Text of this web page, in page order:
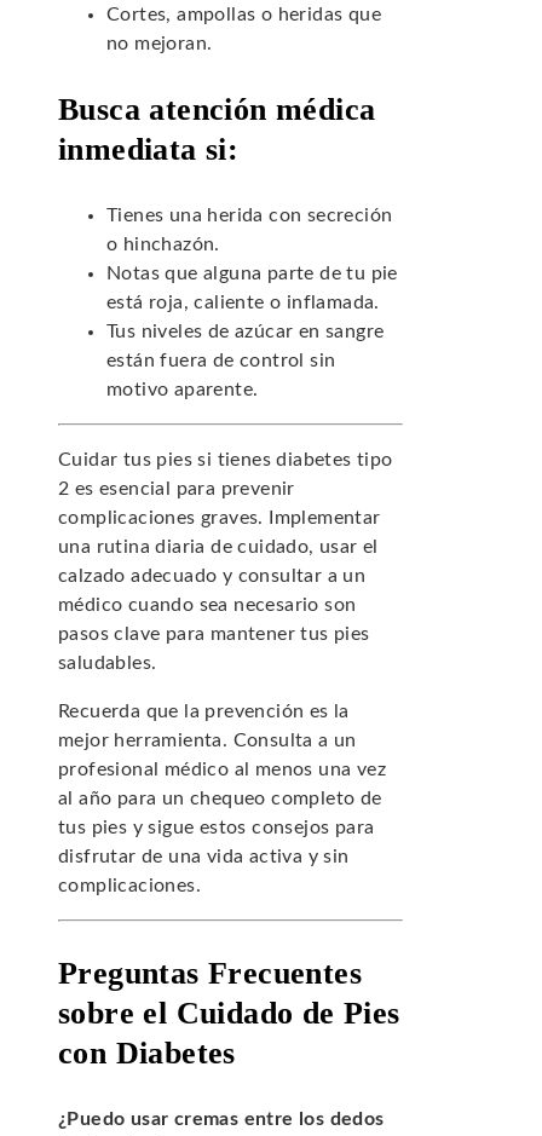
Cortes, ampollas o heridas que
no mejoran.
Busca atención médica
inmediata si:
Tienes una herida con secreción
o hinchazón.
Notas que alguna parte de tu pie
está roja, caliente o inflamada.
Tus niveles de azúcar en sangre
están fuera de control sin
motivo aparente.
Cuidar tus pies si tienes diabetes tipo
2 es esencial para prevenir
complicaciones graves. Implementar
una rutina diaria de cuidado, usar el
calzado adecuado y consultar a un
médico cuando sea necesario son
pasos clave para mantener tus pies
saludables.
Recuerda que la prevención es la
mejor herramienta. Consulta a un
profesional médico al menos una vez
al año para un chequeo completo de
tus pies y sigue estos consejos para
disfrutar de una vida activa y sin
complicaciones.
Preguntas Frecuentes
sobre el Cuidado de Pies
con Diabetes
¿Puedo usar cremas entre los dedos